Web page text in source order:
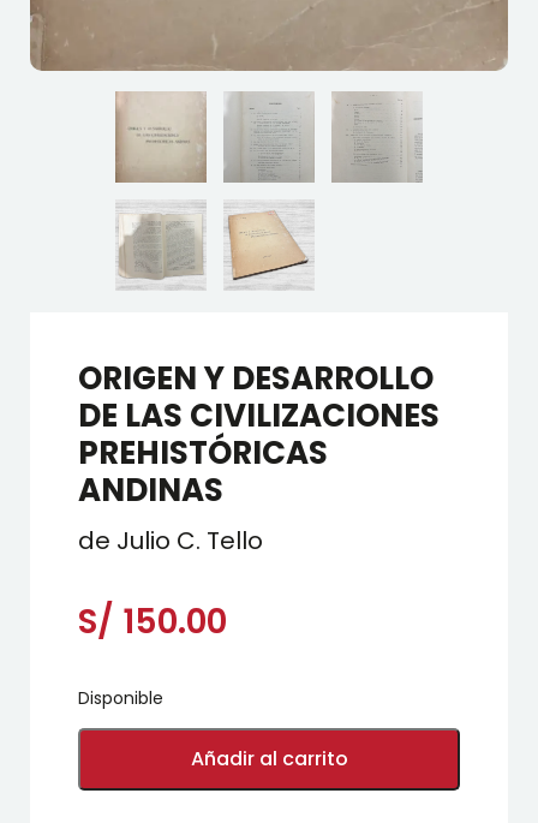
ORIGEN Y DESARROLLO
DE LAS CIVILIZACIONES
PREHISTÓRICAS
ANDINAS
de Julio C. Tello
S/ 150.00
Disponible
ORIGEN
DESARROLLO
Añadir al carrito